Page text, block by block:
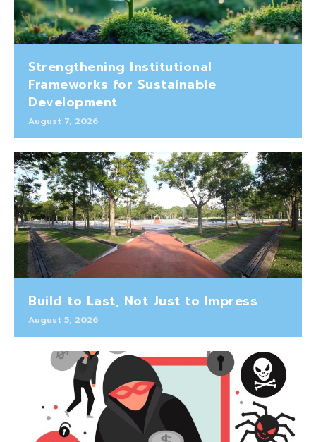
Strengthening Institutional
Frameworks for Sustainable
Development
August 7, 2026
Build to Last, Not Just to Impress
August 5, 2026